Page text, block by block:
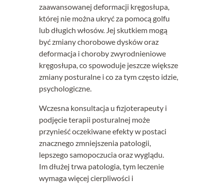
zaawansowanej deformacji kręgosłupa,
której nie można ukryć za pomocą golfu
lub długich włosów. Jej skutkiem mogą
być zmiany chorobowe dysków oraz
deformacja i choroby zwyrodnieniowe
kręgosłupa, co spowoduje jeszcze większe
zmiany posturalne i co za tym często idzie,
psychologiczne.
Wczesna konsultacja u fizjoterapeuty i
podjęcie terapii posturalnej może
przynieść oczekiwane efekty w postaci
znacznego zmniejszenia patologii,
lepszego samopoczucia oraz wyglądu.
Im dłużej trwa patologia, tym leczenie
wymaga więcej cierpliwości i